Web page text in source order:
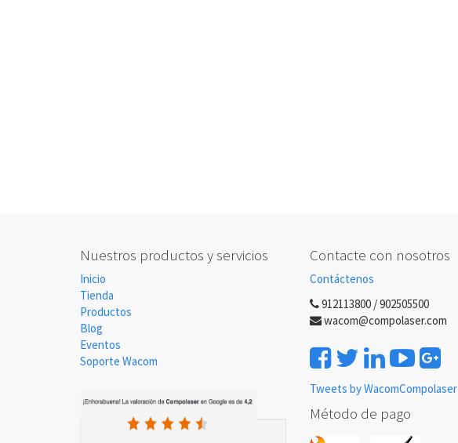
Nuestros productos y servicios
Inicio
Tienda
Productos
Blog
Eventos
Soporte Wacom
Contacte con nosotros
Contáctenos
912113800 / 902505500
wacom@compolaser.com
Tweets by WacomCompolaser
Método de pago